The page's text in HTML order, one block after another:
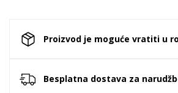
Proizvod je moguće vratiti u
Besplatna dostava za